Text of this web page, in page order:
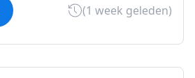
(1 week geleden)